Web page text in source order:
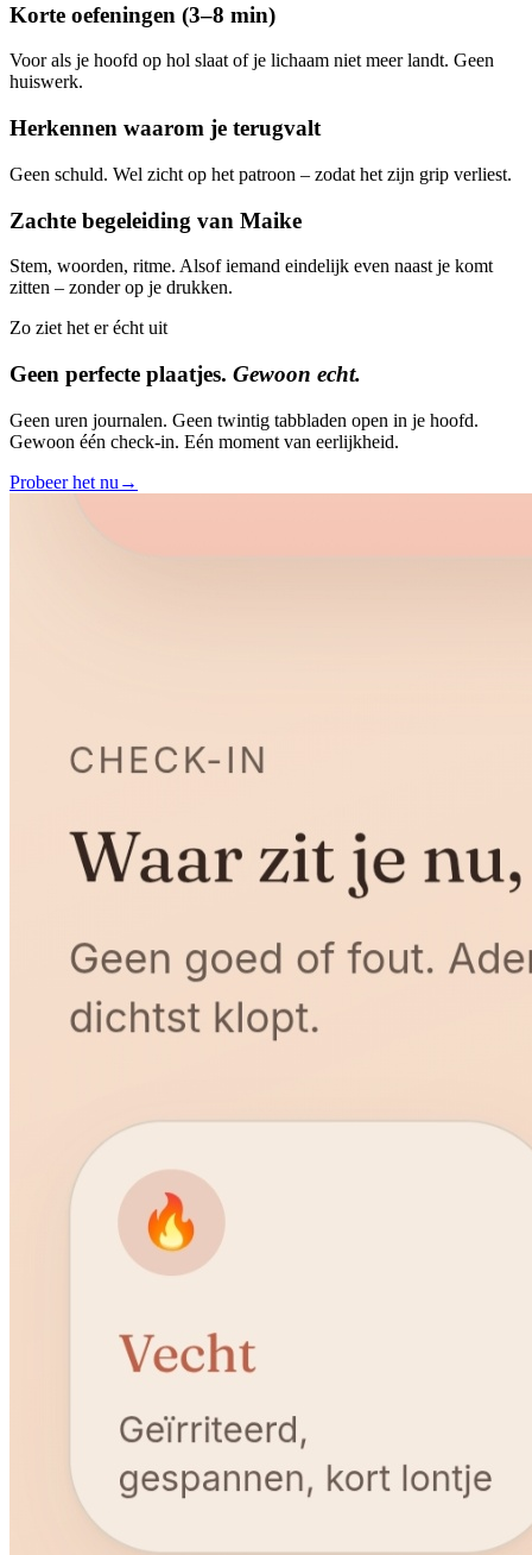
Korte oefeningen (3–8 min)
Voor als je hoofd op hol slaat of je lichaam niet meer landt. Geen
huiswerk.
Herkennen waarom je terugvalt
Geen schuld. Wel zicht op het patroon – zodat het zijn grip verliest.
Zachte begeleiding van Maike
Stem, woorden, ritme. Alsof iemand eindelijk even naast je komt
zitten – zonder op je drukken.
Zo ziet het er écht uit
Geen perfecte plaatjes. Gewoon echt.
Geen uren journalen. Geen twintig tabbladen open in je hoofd.
Gewoon één check-in. Eén moment van eerlijkheid.
Probeer het nu →